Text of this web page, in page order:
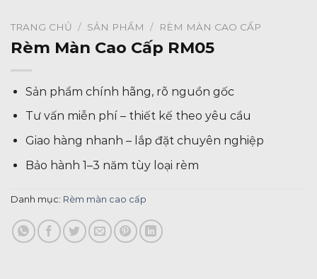
TRANG CHỦ / SẢN PHẨM / RÈM MÀN CAO CẤP
Rèm Màn Cao Cấp RM05
Sản phẩm chính hãng, rõ nguồn gốc
Tư vấn miễn phí – thiết kế theo yêu cầu
Giao hàng nhanh – lắp đặt chuyên nghiệp
Bảo hành 1–3 năm tùy loại rèm
Danh mục: Rèm màn cao cấp